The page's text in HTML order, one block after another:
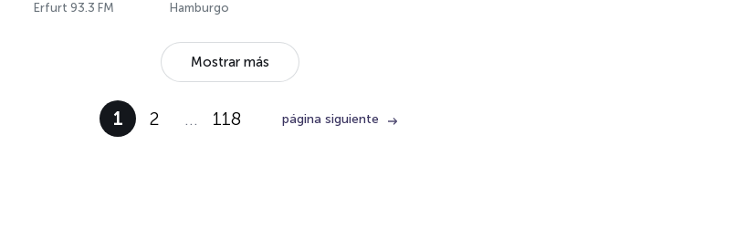
Erfurt 93.3 FM Hamburgo
Mostrar más
1 2 … 118 página siguiente